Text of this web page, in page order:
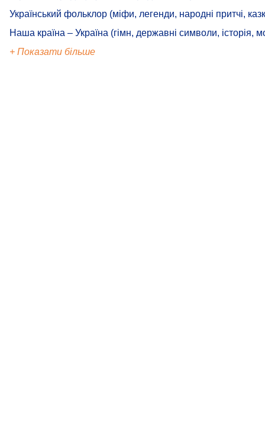
Український фольклор (міфи, легенди, народні притчі,
Наша країна – Україна (гімн, державні символи, історія,
+ Показати більше